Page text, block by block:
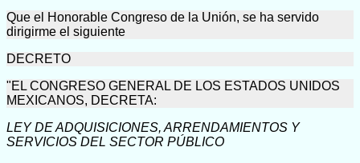
Que el Honorable Congreso de la Unión, se ha servido
dirigirme el siguiente
DECRETO
"EL CONGRESO GENERAL DE LOS ESTADOS UNIDOS
MEXICANOS, DECRETA:
LEY DE ADQUISICIONES, ARRENDAMIENTOS Y
SERVICIOS DEL SECTOR PÚBLICO